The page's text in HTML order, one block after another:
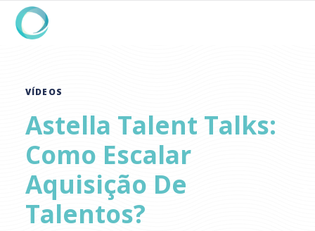
VÍDEOS
Astella Talent Talks:
Como Escalar
Aquisição De
Talentos?